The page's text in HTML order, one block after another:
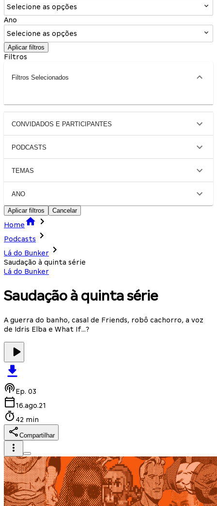
Selecione as opções
Ano
Selecione as opções
Aplicar filtros
Filtros
Filtros Selecionados
CONVIDADOS E PARTICIPANTES
PODCASTS
TEMAS
ANO
Aplicar filtros Cancelar
Home
Podcasts
Lá do Bunker
Saudação à quinta série
Lá do Bunker
Saudação à quinta série
A guerra do banho, casal de Friends, robô cachorro, a voz
de Idris Elba e What If...?
Ep. 03
16.ago.21
42 min
Compartilhar